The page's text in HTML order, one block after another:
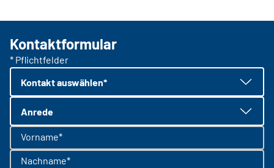
Kontaktformular
* Pflichtfelder
Kontakt auswählen*
Anrede
Vorname*
Nachname*